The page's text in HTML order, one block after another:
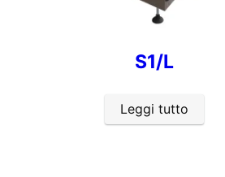
S1/L
Leggi tutto